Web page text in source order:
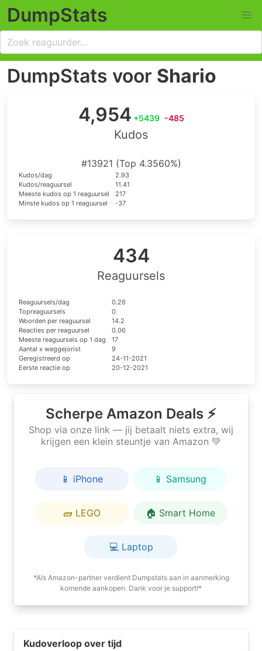
DumpStats
DumpStats voor Shario
4,954 +5439 -485
Kudos
#13921 (Top 4.3560%)
Kudos/dag
2.93
Kudos/reaguursel
11.41
Meeste kudos op 1 reaguursel
217
Minste kudos op 1 reaguursel
-37
434
Reaguursels
Reaguursels/dag
0.26
Topreaguursels
0
Woorden per reaguursel
14.2
Reacties per reaguursel
0.06
Meeste reaguursels op 1 dag
17
Aantal x weggejorist
9
Geregistreerd op
24-11-2021
Eerste reactie op
20-12-2021
Scherpe Amazon Deals ⚡
Shop via onze link — jij betaalt niets extra, wij
krijgen een klein steuntje van Amazon 💚
📱 iPhone 📱 Samsung
🧱 LEGO 🏠 Smart Home
💻 Laptop
*Als Amazon-partner verdient Dumpstats aan in aanmerking
komende aankopen. Dank voor je support!*
Kudoverloop over tijd